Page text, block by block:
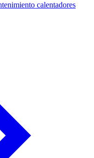
calentadores